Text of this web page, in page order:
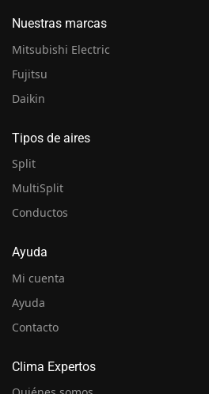
Nuestras marcas
Mitsubishi Electric
Fujitsu
Daikin
Tipos de aires
Split
MultiSplit
Conductos
Ayuda
Mi cuenta
Ayuda
Contacto
Clima Expertos